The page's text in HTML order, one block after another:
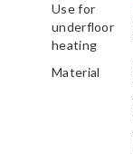
Use for
underfloor
heating
Material